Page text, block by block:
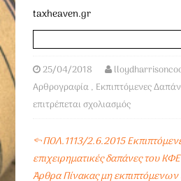
taxheaven.gr
25/04/2018
Αρθρογραφία, Εκπιπτόμενες
επιτρέπεται σχολιασμός
←ΠΟΛ.1113/2.6.2015
επιχειρηματικές δαπάνες του
Άρθρα Πίνακας μη εκπιπτόμενων